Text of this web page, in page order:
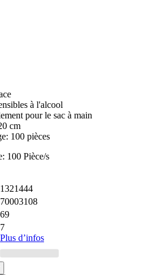
à l'alcool
pour le sac à main
cm
100 pièces
100 Pièce/s
1321444
70003108
69
7
Plus d’infos